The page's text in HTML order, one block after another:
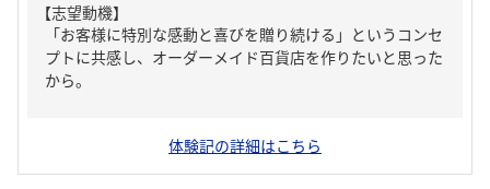
【志望動機】
「お客様に特別な感動と喜びを贈り続ける」というコンセ
プトに共感し、オーダーメイド百貨店を作りたいと思った
から。
体験記の詳細はこちら